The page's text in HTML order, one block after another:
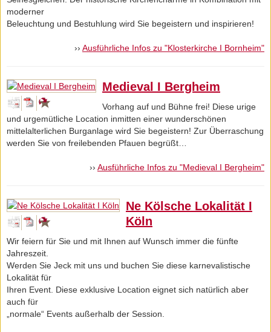
moderner
Beleuchtung und Bestuhlung wird Sie begeistern und inspirieren!
›› Ausführliche Infos zu "Klosterkirche I Bornheim"
Medieval I Bergheim
Vorhang auf und Bühne frei! Diese urige
und urgemütliche Location inmitten einer wunderschönen
mittelalterlichen Burganlage wird Sie begeistern! Zur Überraschung
werden Sie von freilebenden Pfauen begrüßt…
›› Ausführliche Infos zu "Medieval I Bergheim"
Ne Kölsche Lokalität I
Köln
Wir feiern für Sie und mit Ihnen auf Wunsch immer die fünfte
Jahreszeit.
Werden Sie Jeck mit uns und buchen Sie diese karnevalistische
Lokalität für
Ihren Event. Diese exklusive Location eignet sich natürlich aber
auch für
„normale“ Events außerhalb der Session.